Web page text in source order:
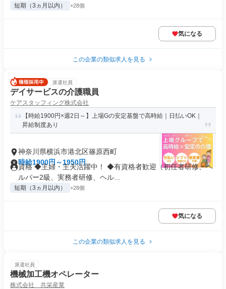
短期（3ヵ月以内） +28個
気になる
この企業の類似求人を見る
派遣社員
デイサービスの介護職員
ケアスタッフィング株式会社
【時給1900円×週2日～】上場Gの安定基盤で高時給｜日払いOK｜
昇給制度あり
神奈川県横浜市港北区篠原西町
時給1900円～1950円
資格 ◆主婦・主夫活躍中！ ◆有資格者歓迎（初任者研修、ヘ
ルパー2級、実務者研修、ヘル...
短期（3ヵ月以内） +28個
気になる
この企業の類似求人を見る
派遣社員
機械加工機オペレーター
株式会社 共栄産業